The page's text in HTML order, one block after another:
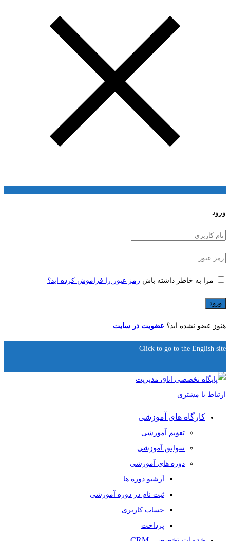
ورود
مرا به خاطر داشته باش رمز عبور را فراموش کرده اید؟
هنوز عضو نشده اید؟ عضویت در سایت
Click to go to the English site
کارگاه های آموزشی
تقویم آموزشی
سوابق آموزشی
دوره های آموزشی
آرشیو دوره ها
ثبت نام در دوره آموزشی
حساب کاربری
پرداخت